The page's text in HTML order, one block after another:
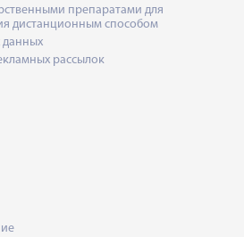
препаратами для
дистанционным способом
данных
рассылок